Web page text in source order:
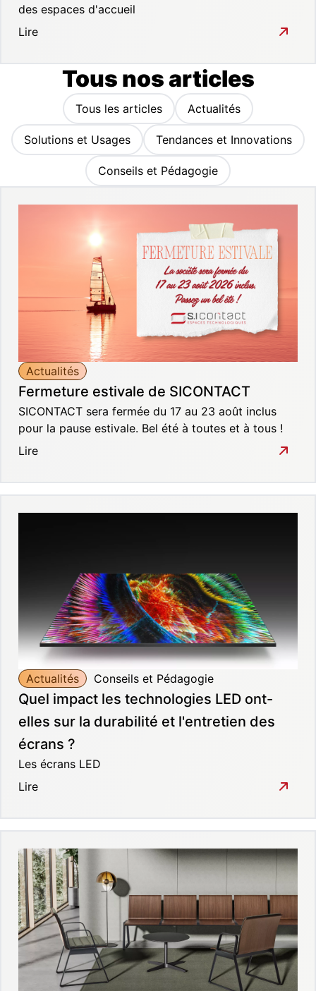
des espaces d'accueil
Lire
Tous nos articles
Tous les articles Actualités
Solutions et Usages Tendances et Innovations
Conseils et Pédagogie
Actualités
Fermeture estivale de SICONTACT
SICONTACT sera fermée du 17 au 23 août inclus
pour la pause estivale. Bel été à toutes et à tous !
Lire
Actualités Conseils et Pédagogie
Quel impact les technologies LED ont-
elles sur la durabilité et l'entretien des
écrans ?
Les écrans LED
Lire